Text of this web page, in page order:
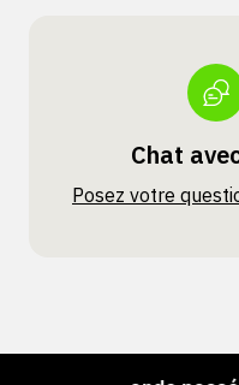
Chat
Posez votre